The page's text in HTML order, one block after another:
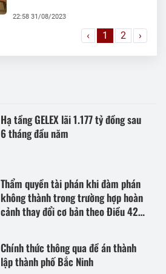
22:58 31/08/2023
‹ 1 2 ›
Hạ tầng GELEX lãi 1.177 tỷ đồng sau
6 tháng đầu năm
Thẩm quyền tài phán khi đàm phán
không thành trong trường hợp hoàn
cảnh thay đổi cơ bản theo Điều 420
Chính thức thông qua đề án thành
lập thành phố Bắc Ninh